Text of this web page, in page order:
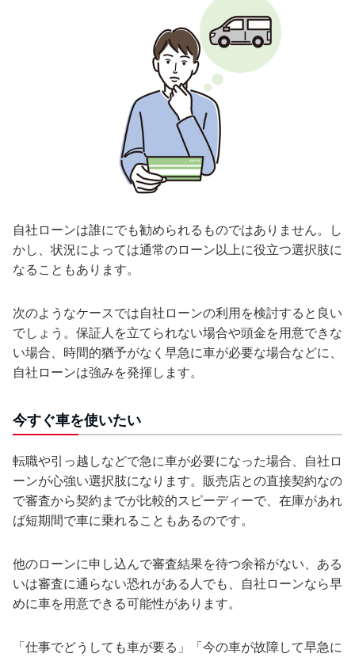
自社ローンは誰にでも勧められるものではありません。し
かし、状況によっては通常のローン以上に役立つ選択肢に
なることもあります。
次のようなケースでは自社ローンの利用を検討すると良い
でしょう。保証人を立てられない場合や頭金を用意できな
い場合、時間的猶予がなく早急に車が必要な場合などに、
自社ローンは強みを発揮します。
今すぐ車を使いたい
転職や引っ越しなどで急に車が必要になった場合、自社ロ
ーンが心強い選択肢になります。販売店との直接契約なの
で審査から契約までが比較的スピーディーで、在庫があれ
ば短期間で車に乗れることもあるのです。
他のローンに申し込んで審査結果を待つ余裕がない、ある
いは審査に通らない恐れがある人でも、自社ローンなら早
めに車を用意できる可能性があります。
「仕事でどうしても車が要る」「今の車が故障して早急に